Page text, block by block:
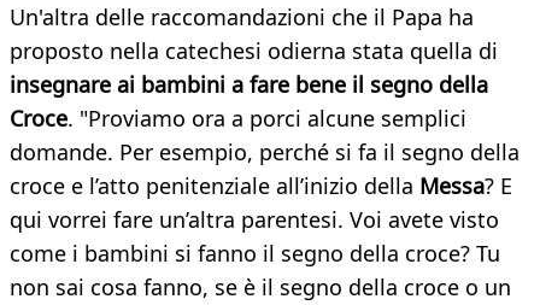
Un'altra delle raccomandazioni che il Papa ha
proposto nella catechesi odierna stata quella di
insegnare ai bambini a fare bene il segno della
Croce. "Proviamo ora a porci alcune semplici
domande. Per esempio, perché si fa il segno della
croce e l’atto penitenziale all’inizio della Messa? E
qui vorrei fare un’altra parentesi. Voi avete visto
come i bambini si fanno il segno della croce? Tu
non sai cosa fanno, se è il segno della croce o un